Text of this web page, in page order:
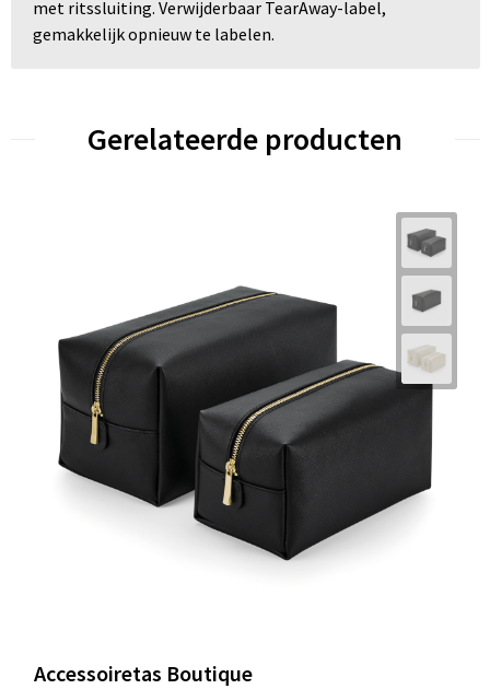
met ritssluiting. Verwijderbaar TearAway-label,
gemakkelijk opnieuw te labelen.
Gerelateerde producten
Accessoiretas Boutique